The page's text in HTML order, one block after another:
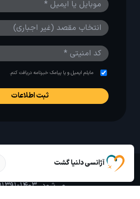
آژانسی دلنیا گشت
مایلم ایمیل و یا پیامک خبرنامه دریافت کنم.
استفاده از مطالب لحظه آخر برای
می‌شود. 1403-1391@